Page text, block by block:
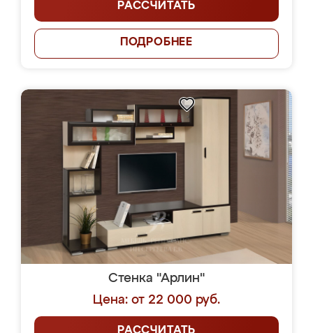
РАССЧИТАТЬ
ПОДРОБНЕЕ
Стенка "Арлин"
Цена: от 22 000 руб.